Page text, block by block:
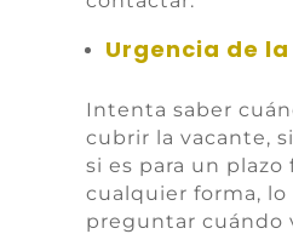
Urgencia de
Intenta saber
cubrir la vacante,
si es para un plazo
cualquier forma, lo
preguntar cuándo